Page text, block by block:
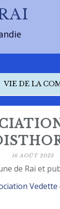
VIE DE LA
16 AOÛT 2023
de Rai et